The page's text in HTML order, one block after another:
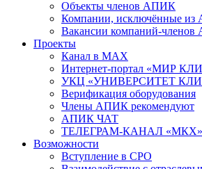
Объекты членов АПИК
Компании, исключённые
Вакансии компаний-
Проекты
Канал в MAX
Интернет-портал «МИР
УКЦ «УНИВЕРСИТЕТ
Верификация оборудования
Члены АПИК рекомендуют
АПИК ЧАТ
ТЕЛЕГРАМ-КАНАЛ «МКХ»
Возможности
Вступление в СРО